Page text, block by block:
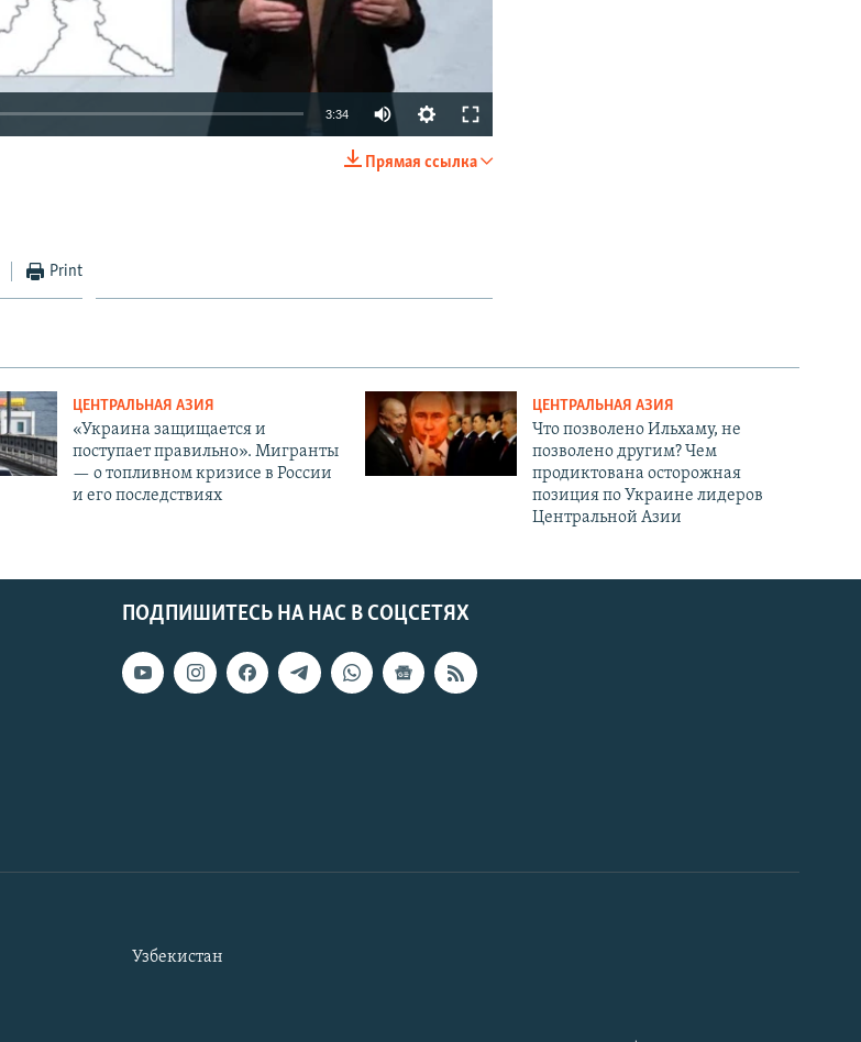
240p 360p 480p
3:34
1080p
Прямая ссылка
Print
ЦЕНТРАЛЬНАЯ АЗИЯ
«Украина защищается и
поступает правильно». Мигранты
— о топливном кризисе в России
и его последствиях
ЦЕНТРАЛЬНАЯ АЗИЯ
Что позволено Ильхаму, не
позволено другим? Чем
продиктована осторожная
позиция по Украине лидеров
Центральной Азии
ПОДПИШИТЕСЬ НА НАС В СОЦСЕТЯХ
Узбекистан